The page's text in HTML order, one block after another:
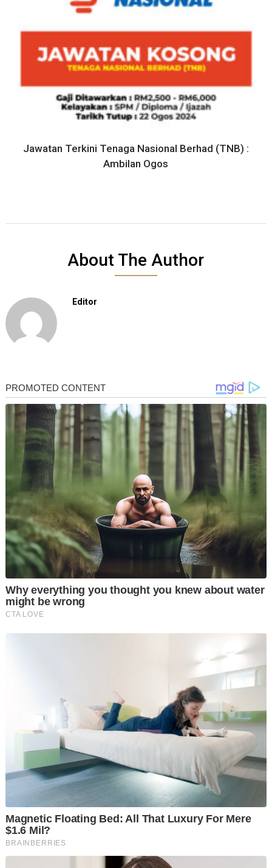
Jawatan Terkini Tenaga Nasional Berhad (TNB) :
Ambilan Ogos
About The Author
Editor